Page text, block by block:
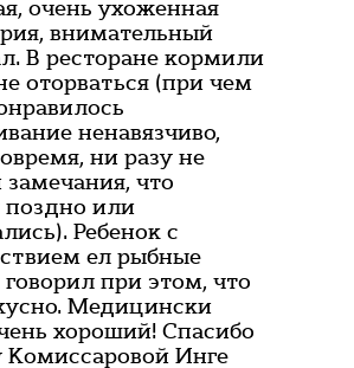
очень ухоженная
внимательный
В ресторане кормили
оторваться (при чем
ненавязчиво,
ни разу не
замечания, что
или
Ребенок с
ел рыбные
при этом, что
Медицински
хороший! Спасибо
Комиссаровой Инге